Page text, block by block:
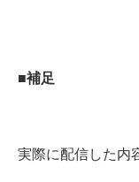
■補足
実際に配信した内